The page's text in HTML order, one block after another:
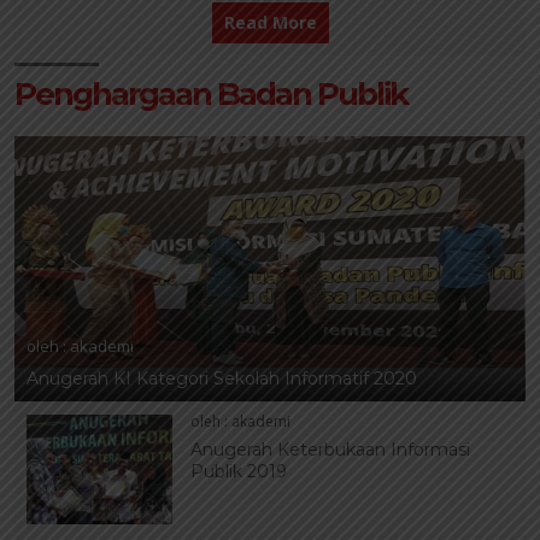
Read More
Penghargaan Badan Publik
oleh : akademi
Anugerah KI Kategori Sekolah Informatif 2020
oleh : akademi
Anugerah Keterbukaan Informasi
Publik 2019